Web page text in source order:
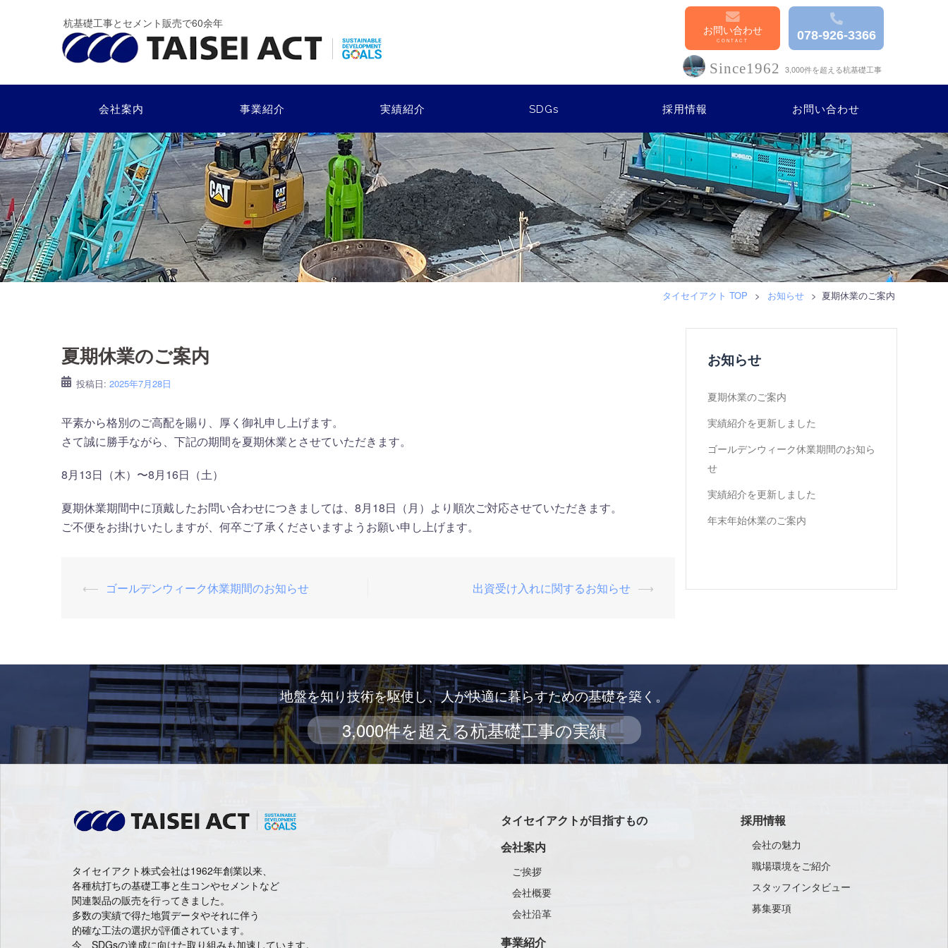
ツ
キ
ッ
プ
杭基礎工事とセメント販売で60余年 お問い合わせ 078-926-3366
Since1962 3,000件を超える杭基礎工事
会社案内 事業紹介 実績紹介 SDGs 採用情報 お問い合わせ
タイセイアクト TOP > お知らせ > 夏期休業のご案内
夏期休業のご案内
投稿日: 2025年7月28日
平素から格別のご高配を賜り、厚く御礼申し上げます。
さて誠に勝手ながら、下記の期間を夏期休業とさせていただきます。
8月13日（木）〜8月16日（土）
夏期休業期間中に頂戴したお問い合わせにつきましては、8月18日（月）より順次ご対応させていただきます。
ご不便をお掛けいたしますが、何卒ご了承くださいますようお願い申し上げます。
投
ナ
ビ
ゲ
ー
ョ
⟵ ゴールデンウィーク休業期間のお知らせ 出資受け入れに関するお知らせ ⟶
お知らせ
夏期休業のご案内
実績紹介を更新しました
ゴールデンウィーク休業期間のお知ら
せ
実績紹介を更新しました
年末年始休業のご案内
地盤を知り技術を駆使し、人が快適に暮らすための基礎を築く。
3,000件を超える杭基礎工事の実績
タイセイアクト株式会社は1962年創業以来、
各種杭打ちの基礎工事と生コンやセメントなど
関連製品の販売を行ってきました。
多数の実績で得た地質データやそれに伴う
的確な工法の選択が評価されています。
今、SDGsの達成に向けた取り組みも加速しています。
タイセイアクトが目指すもの
会社案内
ご挨拶
会社概要
会社沿革
事業紹介
採用情報
会社の魅力
職場環境をご紹介
スタッフインタビュー
募集要項